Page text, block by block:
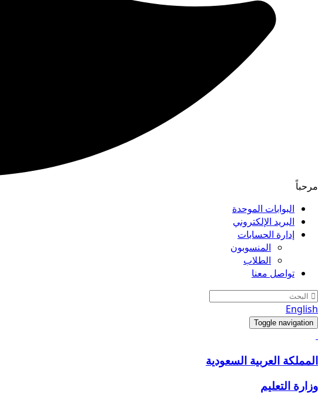
مرحباً
البوابات الموحدة
البريد الإلكتروني
إدارة الحسابات
المنسوبون
الطلاب
تواصل معنا
English
Toggle navigation
المملكة العربية السعودية
وزارة التعليم